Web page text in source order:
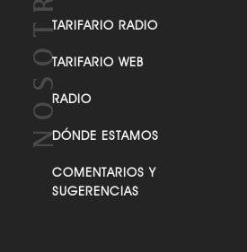
TARIFARIO RADIO
TARIFARIO WEB
RADIO
DÓNDE ESTAMOS
COMENTARIOS Y
SUGERENCIAS